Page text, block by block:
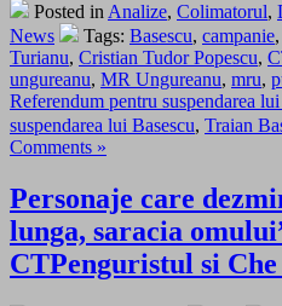
Posted in Analize, Colimatorul,
News
Tags: Basescu, campanie,
Turianu, Cristian Tudor Popescu,
ungureanu, MR Ungureanu, mru,
Referendum pentru suspendarea lui
suspendarea lui Basescu, Traian
Comments »
Personaje care
lunga, saracia
CTPenguristul si